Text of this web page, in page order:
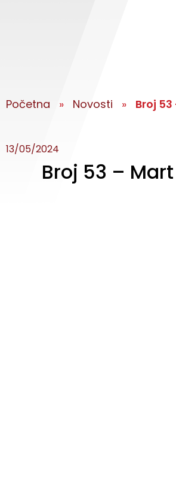
Početna » Novosti » Broj
13/05/2024
Broj 53 –